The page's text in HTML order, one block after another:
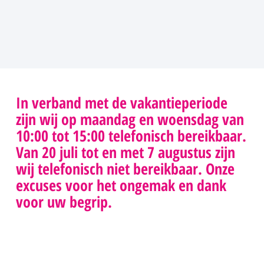
Stichting
Klachten &
Geschillen
Eerstelijnszorg
Postbus 8018
088 0229100
Wij zijn
telefonisch
bereikbaar
maandag tot
en met
info@skge.nl
Klachtenprocedure
>
Geschillenprocedure
>
socials
NIEUWSBRIEF
In verband met de vakantieperiode
zijn wij op maandag en woensdag van
10:00 tot 15:00 telefonisch bereikbaar.
Van 20 juli tot en met 7 augustus zijn
wij telefonisch niet bereikbaar. Onze
excuses voor het ongemak en dank
voor uw begrip.